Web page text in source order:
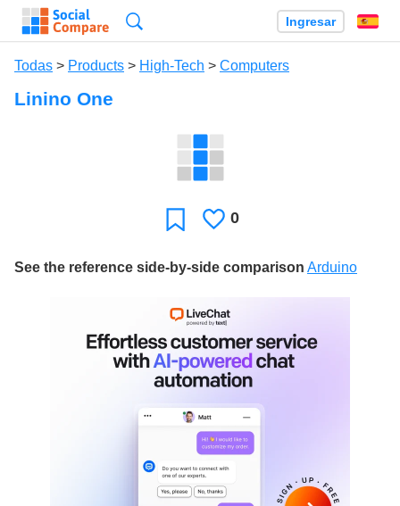
Ingresar
Todas > Products > High-Tech > Computers
Linino One
Favoritos
Le
0
See the reference side-by-side comparison Arduino